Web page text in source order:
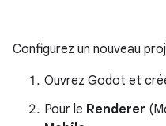
Configurez un nouveau
Ouvrez Godot et
Pour le Renderer